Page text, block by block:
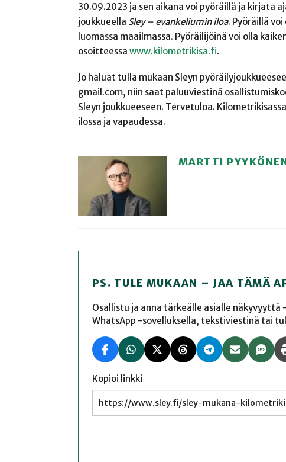
30.09.2023 ja sen aikana voi pyöräillä ja kirjata
joukkueella Sley – evankeliumin iloa. Pyöräillä
luomassa maailmassa. Pyöräilijöinä voi olla
osoitteessa www.kilometrikisa.fi.
Jo haluat tulla mukaan Sleyn
gmail.com, niin saat paluuviestinä
Sleyn joukkueeseen. Tervetuloa.
ilossa ja vapaudessa.
MARTTI
PS. TULE MUKAAN – JAA TÄMÄ
Osallistu ja anna tärkeälle asialle
WhatsApp -sovelluksella, tekstiviestinä tai
Kopioi linkki